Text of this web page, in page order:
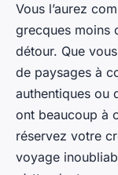
Vous l’aurez
grecques moins
détour. Que
de paysages à
authentiques ou
ont beaucoup à
réservez votre
voyage